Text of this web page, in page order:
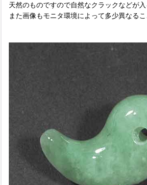
天然のものですので自然なクラックなどが入
また画像もモニタ環境によって多少異なるこ